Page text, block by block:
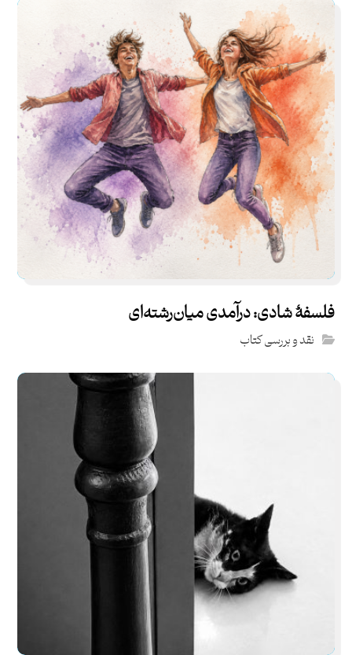
فلسفۀ شادی: درآمدی میان‌رشته‌ای
نقد و بررسی کتاب